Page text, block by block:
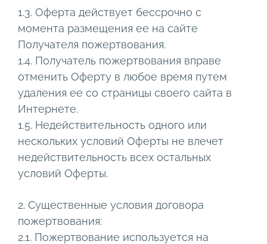
1.3. Оферта действует бессрочно с
момента размещения ее на сайте
Получателя пожертвования.
1.4. Получатель пожертвования вправе
отменить Оферту в любое время путем
удаления ее со страницы своего сайта в
Интернете.
1.5. Недействительность одного или
нескольких условий Оферты не влечет
недействительность всех остальных
условий Оферты.
2. Существенные условия договора
пожертвования:
2.1. Пожертвование используется на